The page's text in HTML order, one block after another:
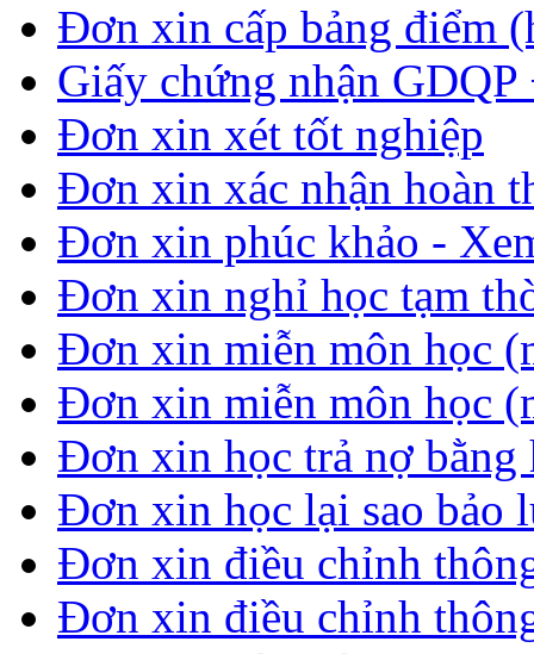
Đơn xin cấp bảng điểm
Giấy chứng nhận
Đơn xin xét tốt nghiệp
Đơn xin xác nhận hoàn
Đơn xin phúc khảo -
Đơn xin nghỉ học tạm
Đơn xin miễn môn học
Đơn xin miễn môn học
Đơn xin học trả nợ
Đơn xin học lại sao bảo
Đơn xin điều chỉnh
Đơn xin điều chỉnh